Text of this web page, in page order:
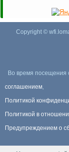
Copyright ©
Во время посещения
соглашением,
Политикой
Политикой в
Предупреждением о